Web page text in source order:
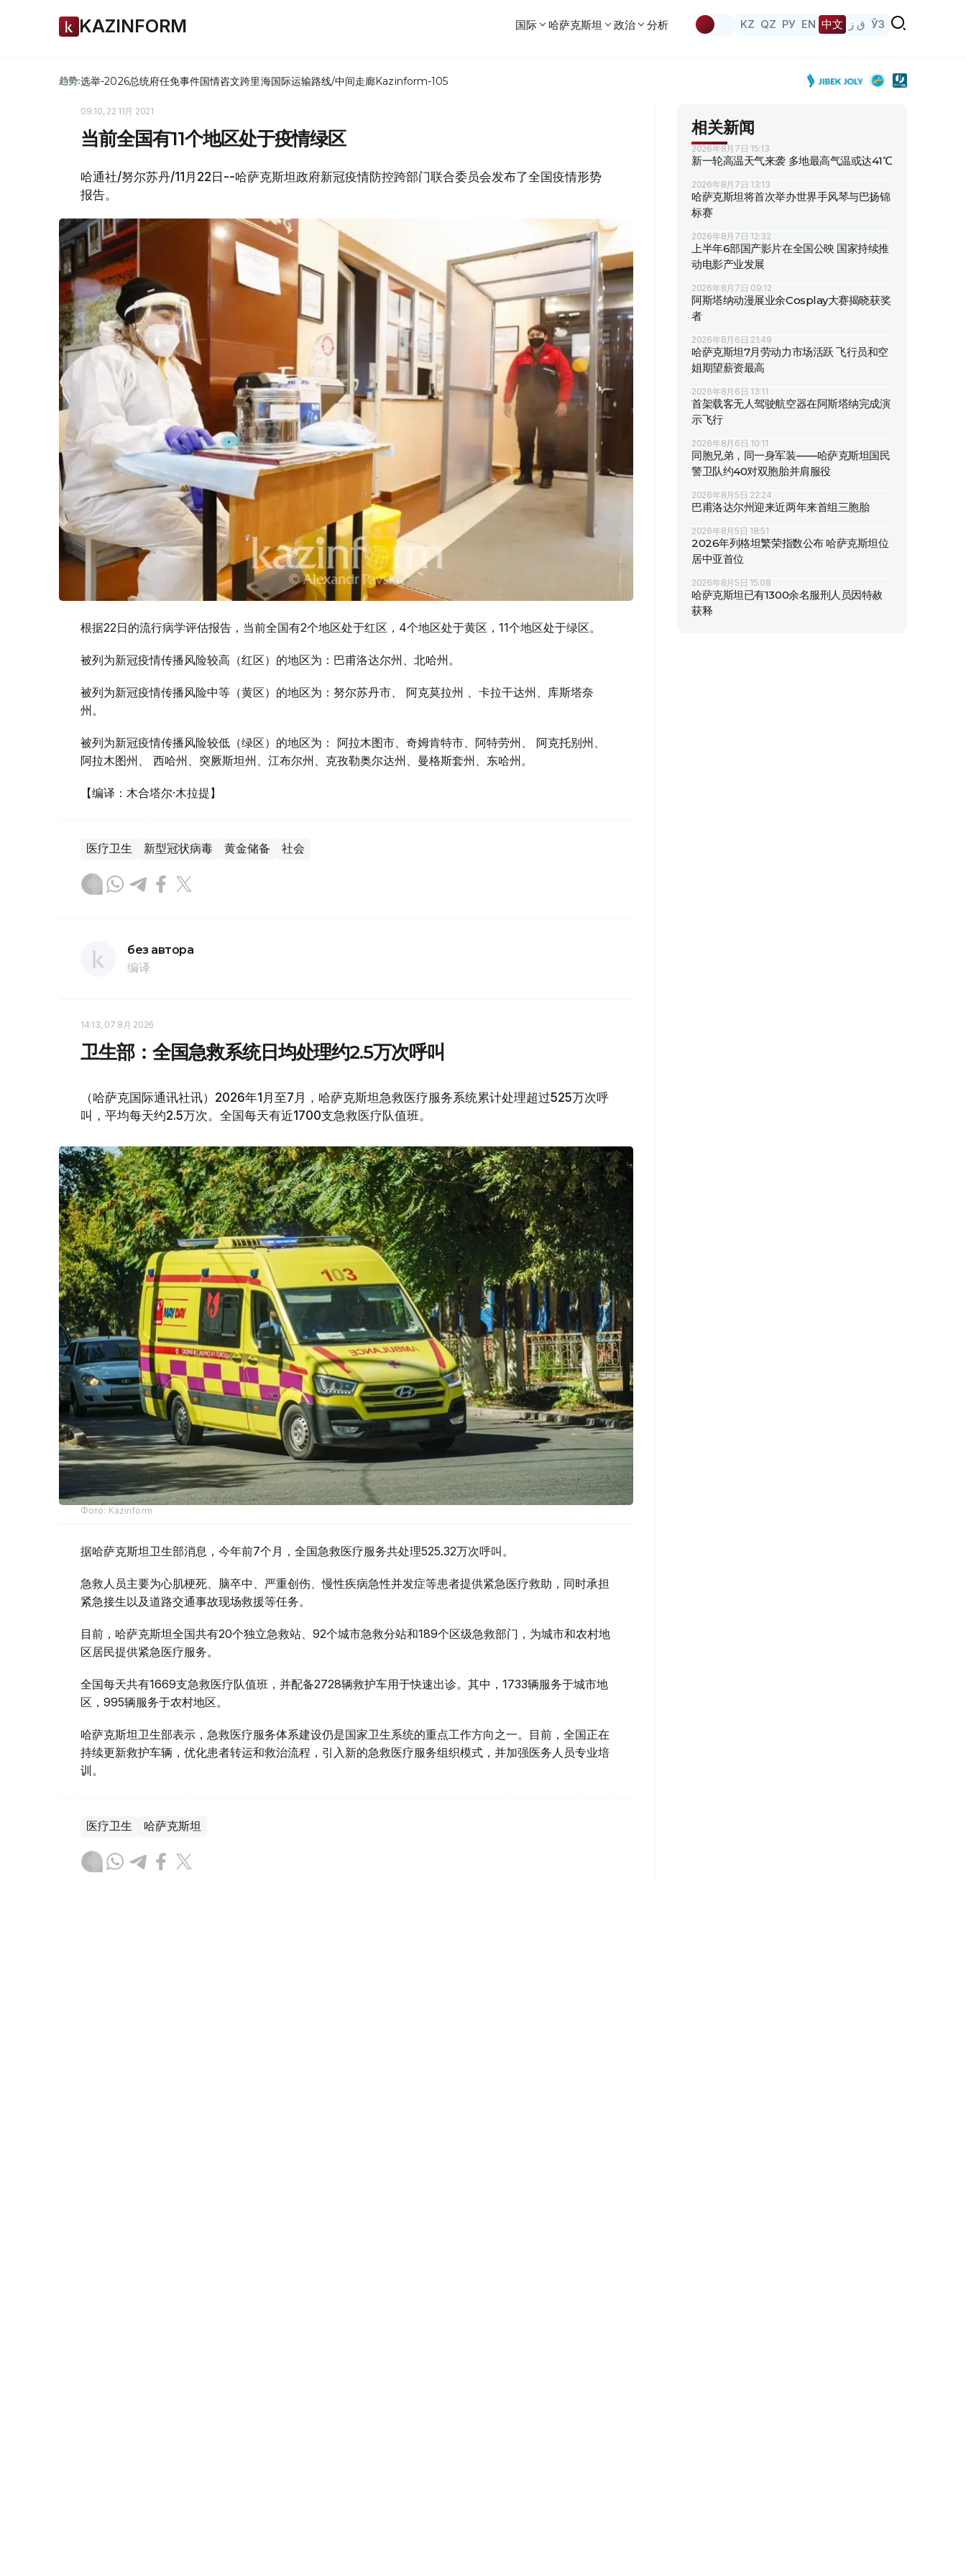
KAZINFORM 国际 哈萨克斯坦 政治 分析 KZ QZ РУ EN 中文 ق ز ЎЗ
趋势:选举-2026总统府任免事件国情咨文跨里海国际运输路线/中间走廊Kazinform-105
09:10, 22 11月 2021
当前全国有11个地区处于疫情绿区
哈通社/努尔苏丹/11月22日--哈萨克斯坦政府新冠疫情防控跨部门联合委员会发布了全国疫情形势
报告。
根据22日的流行病学评估报告，当前全国有2个地区处于红区，4个地区处于黄区，11个地区处于绿区。
被列为新冠疫情传播风险较高（红区）的地区为：巴甫洛达尔州、北哈州。
被列为新冠疫情传播风险中等（黄区）的地区为：努尔苏丹市、 阿克莫拉州 、卡拉干达州、库斯塔奈
州。
被列为新冠疫情传播风险较低（绿区）的地区为： 阿拉木图市、奇姆肯特市、阿特劳州、 阿克托别州、
阿拉木图州、 西哈州、突厥斯坦州、江布尔州、克孜勒奥尔达州、曼格斯套州、东哈州。
【编译：木合塔尔·木拉提】
医疗卫生 新型冠状病毒 黄金储备 社会
без автора
编译
14:13, 07 8月 2026
卫生部：全国急救系统日均处理约2.5万次呼叫
（哈萨克国际通讯社讯）2026年1月至7月，哈萨克斯坦急救医疗服务系统累计处理超过525万次呼
叫，平均每天约2.5万次。全国每天有近1700支急救医疗队值班。
Фото: Kazinform
据哈萨克斯坦卫生部消息，今年前7个月，全国急救医疗服务共处理525.32万次呼叫。
急救人员主要为心肌梗死、脑卒中、严重创伤、慢性疾病急性并发症等患者提供紧急医疗救助，同时承担
紧急接生以及道路交通事故现场救援等任务。
目前，哈萨克斯坦全国共有20个独立急救站、92个城市急救分站和189个区级急救部门，为城市和农村地
区居民提供紧急医疗服务。
全国每天共有1669支急救医疗队值班，并配备2728辆救护车用于快速出诊。其中，1733辆服务于城市地
区，995辆服务于农村地区。
哈萨克斯坦卫生部表示，急救医疗服务体系建设仍是国家卫生系统的重点工作方向之一。目前，全国正在
持续更新救护车辆，优化患者转运和救治流程，引入新的急救医疗服务组织模式，并加强医务人员专业培
训。
医疗卫生 哈萨克斯坦
相关新闻
2026年8月7日 15:13
新一轮高温天气来袭 多地最高气温或达41℃
2026年8月7日 13:13
哈萨克斯坦将首次举办世界手风琴与巴扬锦
标赛
2026年8月7日 12:32
上半年6部国产影片在全国公映 国家持续推
动电影产业发展
2026年8月7日 09:12
阿斯塔纳动漫展业余Cosplay大赛揭晓获奖
者
2026年8月6日 21:49
哈萨克斯坦7月劳动力市场活跃 飞行员和空
姐期望薪资最高
2026年8月6日 13:11
首架载客无人驾驶航空器在阿斯塔纳完成演
示飞行
2026年8月6日 10:11
同胞兄弟，同一身军装——哈萨克斯坦国民
警卫队约40对双胞胎并肩服役
2026年8月5日 22:24
巴甫洛达尔州迎来近两年来首组三胞胎
2026年8月5日 18:51
2026年列格坦繁荣指数公布 哈萨克斯坦位
居中亚首位
2026年8月5日 15:08
哈萨克斯坦已有1300余名服刑人员因特赦
获释